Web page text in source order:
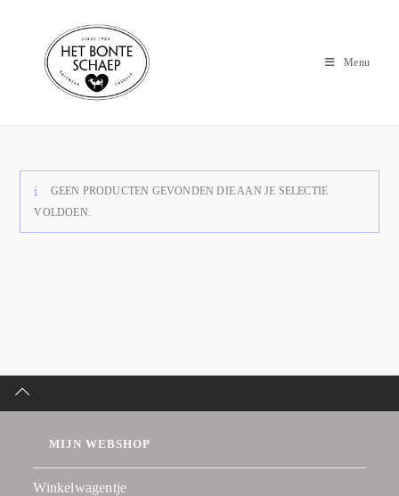
Menu
GEEN PRODUCTEN GEVONDEN DIE AAN JE SELECTIE
VOLDOEN.
MIJN WEBSHOP
Winkelwagentje